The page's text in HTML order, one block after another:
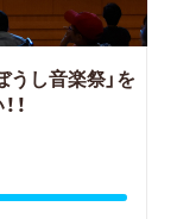
うし音楽祭」を
！